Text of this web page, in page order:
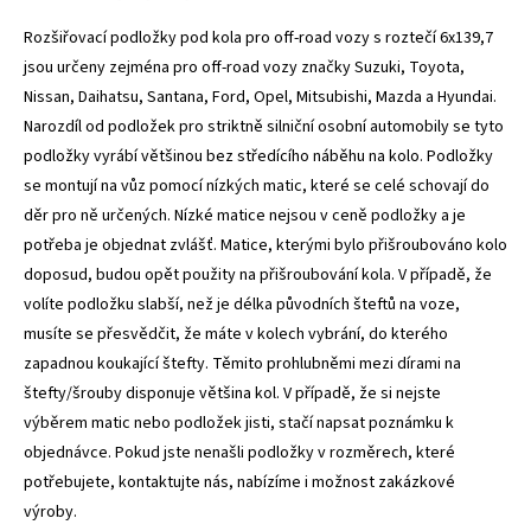
Rozšiřovací podložky pod kola pro off-road vozy s roztečí 6x139,7
jsou určeny zejména pro off-road vozy značky Suzuki, Toyota,
Nissan, Daihatsu, Santana, Ford, Opel, Mitsubishi, Mazda a Hyundai.
Narozdíl od podložek pro striktně silniční osobní automobily se tyto
podložky vyrábí většinou bez středícího náběhu na kolo. Podložky
se montují na vůz pomocí nízkých matic, které se celé schovají do
děr pro ně určených. Nízké matice nejsou v ceně podložky a je
potřeba je objednat zvlášť. Matice, kterými bylo přišroubováno kolo
doposud, budou opět použity na přišroubování kola. V případě, že
volíte podložku slabší, než je délka původních šteftů na voze,
musíte se přesvědčit, že máte v kolech vybrání, do kterého
zapadnou koukající štefty. Těmito prohlubněmi mezi dírami na
štefty/šrouby disponuje většina kol. V případě, že si nejste
výběrem matic nebo podložek jisti, stačí napsat poznámku k
objednávce. Pokud jste nenašli podložky v rozměrech, které
potřebujete, kontaktujte nás, nabízíme i možnost zakázkové
výroby.